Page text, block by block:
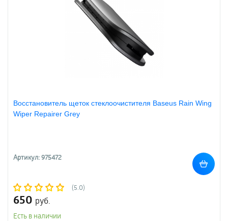
Восстановитель щеток стеклоочистителя Baseus Rain Wing
Wiper Repairer Grey
Артикул: 975472
(5.0)
650 руб.
Есть в наличии